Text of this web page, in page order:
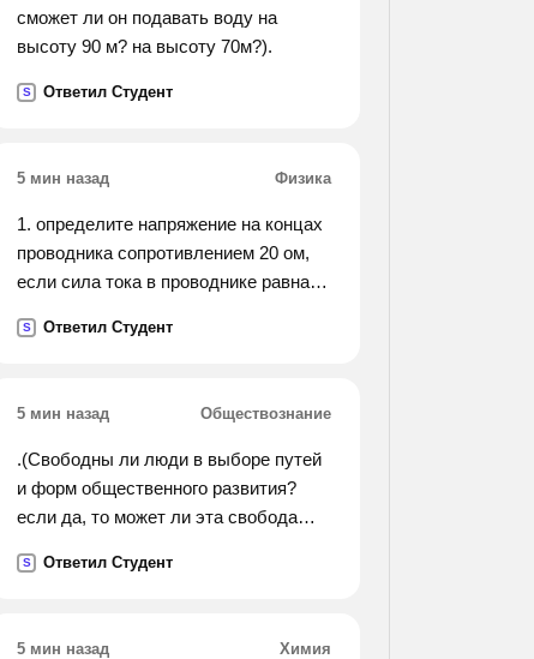
сможет ли он подавать воду на
высоту 90 м? на высоту 70м?).
S Ответил Студент
5 мин назад Физика
1. определите напряжение на концах
проводника сопротивлением 20 ом,
если сила тока в проводнике равна
S Ответил Студент
5 мин назад Обществознание
.(Свободны ли люди в выборе путей
и форм общественного развития?
если да, то может ли эта свобода
ограничить свободу и надо ли это
S Ответил Студент
5 мин назад Химия